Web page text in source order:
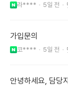
라**** 5일 전
가입문의
코**** 5일 전
안녕하세요, 담당